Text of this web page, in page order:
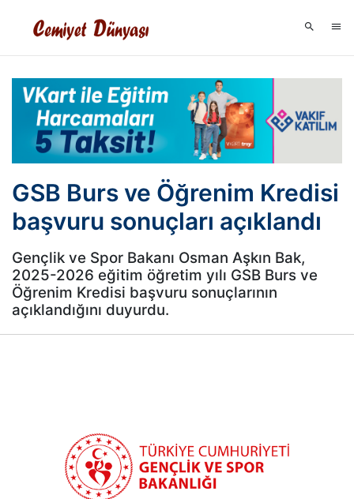
GSB Burs ve Öğrenim Kredisi
başvuru sonuçları açıklandı
Gençlik ve Spor Bakanı Osman Aşkın Bak,
2025-2026 eğitim öğretim yılı GSB Burs ve
Öğrenim Kredisi başvuru sonuçlarının
açıklandığını duyurdu.